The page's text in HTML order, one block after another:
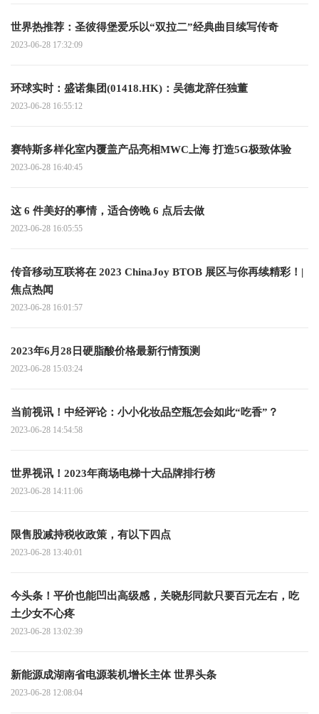
世界热推荐：圣彼得堡爱乐以“双拉二”经典曲目续写传奇
2023-06-28 17:32:09
环球实时：盛诺集团(01418.HK)：吴德龙辞任独董
2023-06-28 16:55:12
赛特斯多样化室内覆盖产品亮相MWC上海 打造5G极致体验
2023-06-28 16:40:45
这 6 件美好的事情，适合傍晚 6 点后去做
2023-06-28 16:05:55
传音移动互联将在 2023 ChinaJoy BTOB 展区与你再续精彩！|
焦点热闻
2023-06-28 16:01:57
2023年6月28日硬脂酸价格最新行情预测
2023-06-28 15:03:24
当前视讯！中经评论：小小化妆品空瓶怎会如此“吃香”？
2023-06-28 14:54:58
世界视讯！2023年商场电梯十大品牌排行榜
2023-06-28 14:11:06
限售股减持税收政策，有以下四点
2023-06-28 13:40:01
今头条！平价也能凹出高级感，关晓彤同款只要百元左右，吃
土少女不心疼
2023-06-28 13:02:39
新能源成湖南省电源装机增长主体 世界头条
2023-06-28 12:08:04